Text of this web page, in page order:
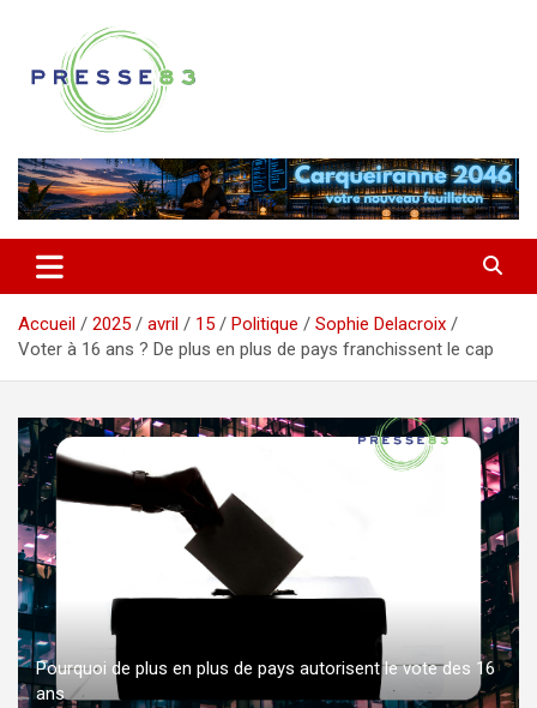
contenu
Presse 83
Accueil 2025 avril 15 Politique
Sophie Delacroix
Voter à 16 ans ? De plus en plus de pays franchissent le cap
Pourquoi de plus en plus de pays autorisent le vote des 16
ans